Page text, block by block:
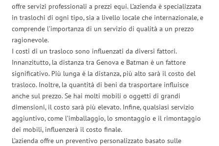
offre servizi professionali a prezzi equi. L’azienda è specializzata
in traslochi di ogni tipo, sia a livello locale che internazionale, e
comprende l’importanza di un servizio di qualità a un prezzo
ragionevole.
I costi di un trasloco sono influenzati da diversi fattori.
Innanzitutto, la distanza tra Genova e Batman è un fattore
significativo. Più lunga è la distanza, più alto sarà il costo del
trasloco. Inoltre, la quantità di beni da trasportare influisce
anche sul prezzo. Se hai molti mobili o oggetti di grandi
dimensioni, il costo sarà più elevato. Infine, qualsiasi servizio
aggiuntivo, come l’imballaggio, lo smontaggio e il rimontaggio
dei mobili, influenzerà il costo finale.
L’azienda offre un preventivo personalizzato basato sulle